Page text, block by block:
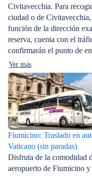
Civitavecchia. Para
ciudad o de
función de la dirección
reserva, cuenta con el
confirmarán el punto de
Ver más
Fiumicino: Traslado en
Vaticano (sin paradas)
Disfruta de la comodidad
aeropuerto de Fiumicino